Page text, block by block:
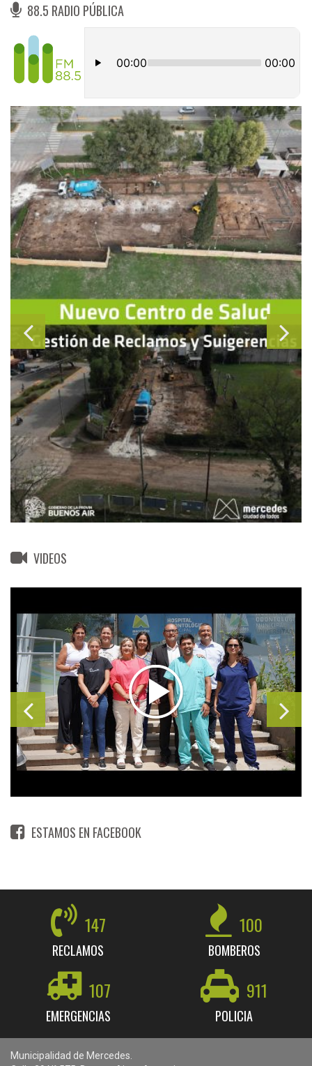
88.5 RADIO PÚBLICA
VIDEOS
ESTAMOS EN FACEBOOK
147
RECLAMOS
100
BOMBEROS
107
EMERGENCIAS
911
POLICIA
Municipalidad de Mercedes.